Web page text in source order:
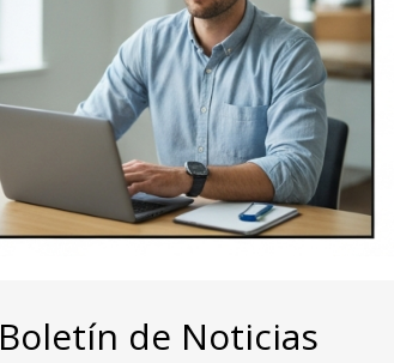
Boletín de Noticias